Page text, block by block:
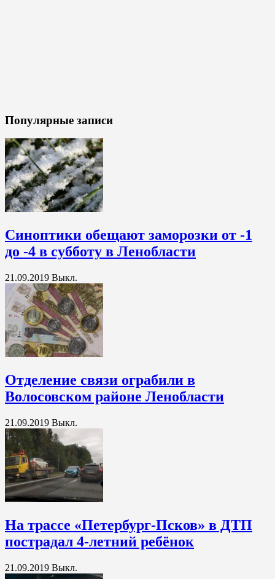
Популярные записи
Синоптики обещают заморозки от -1
до -4 в субботу в Ленобласти
21.09.2019 Выкл.
Отделение связи ограбили в
Волосовском районе Ленобласти
21.09.2019 Выкл.
На трассе «Петербург-Псков» в ДТП
пострадал 4-летний ребёнок
21.09.2019 Выкл.